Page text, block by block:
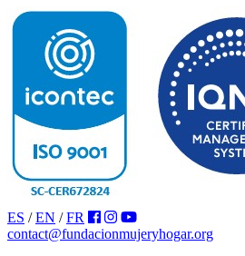
ES / EN / FR
contact@fundacionmujeryhogar.org